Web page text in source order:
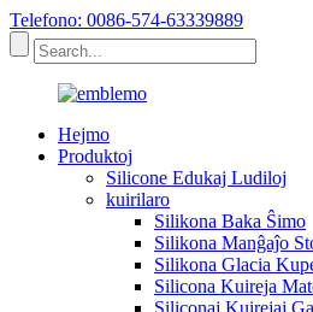
Telefono: 0086-574-63339889
Hejmo
Produktoj
Silicone Edukaj Ludiloj
kuirilaro
Silikona Baka Ŝimo
Silikona Manĝaĵo
Silikona Glacia
Silicona Kuireja
Siliconaj Kuirejaj